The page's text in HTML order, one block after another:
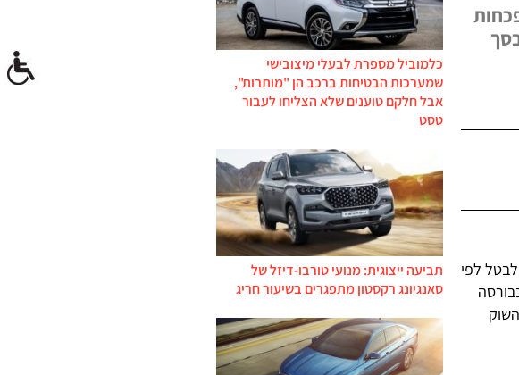
לפי
כלמוביל מספרת לבעלי מיצובישי
שמערכות הבטיחות ברכב הן "מותרות",
אבל חלקם טוענים שלא הצליחו לעבור
טסט
תביעה ייצוגית: מנועי טורבו-דיזל של
סאנגיונג רקסטון מתפגרים בשיעור חריג